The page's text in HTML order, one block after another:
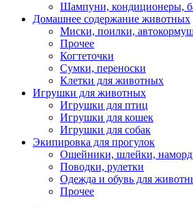
Шампуни, кондиционеры,
Домашнее содержание животных
Миски, поилки,
Прочее
Когтеточки
Сумки, переноски
Клетки для животных
Игрушки для животных
Игрушки для птиц
Игрушки для кошек
Игрушки для собак
Экипировка для прогулок
Ошейники, шлейки,
Поводки, рулетки
Одежда и обувь для
Прочее